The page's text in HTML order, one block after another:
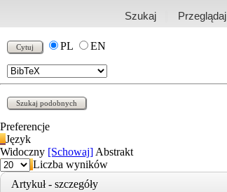
Szukaj Przeglądaj
PL EN
Preferencje
Język
Widoczny [Schowaj] Abstrakt
Liczba wyników
Artykuł - szczegóły